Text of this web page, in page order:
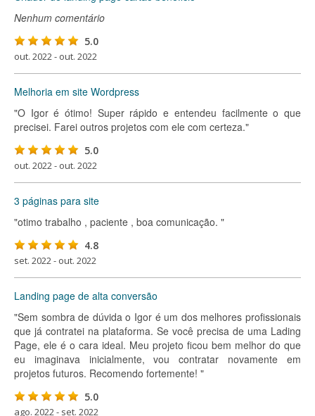
Nenhum comentário
5.0
out. 2022 - out. 2022
Melhoria em site Wordpress
"O Igor é ótimo! Super rápido e entendeu facilmente o que
precisei. Farei outros projetos com ele com certeza."
5.0
out. 2022 - out. 2022
3 páginas para site
"otimo trabalho , paciente , boa comunicação. "
4.8
set. 2022 - out. 2022
Landing page de alta conversão
"Sem sombra de dúvida o Igor é um dos melhores profissionais
que já contratei na plataforma. Se você precisa de uma Lading
Page, ele é o cara ideal. Meu projeto ficou bem melhor do que
eu imaginava inicialmente, vou contratar novamente em
projetos futuros. Recomendo fortemente! "
5.0
ago. 2022 - set. 2022